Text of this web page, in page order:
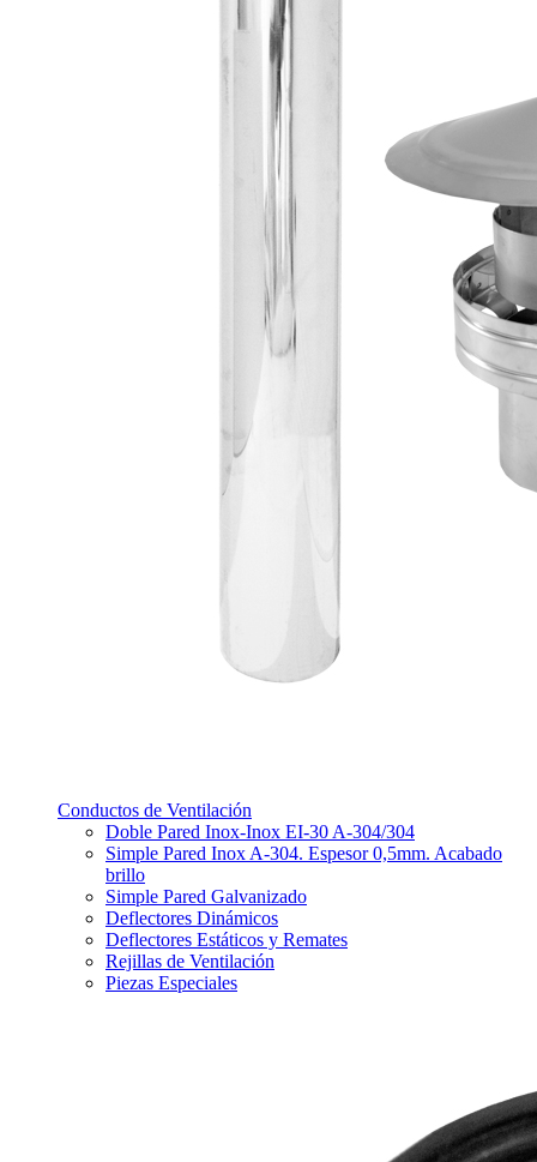
Conductos de Ventilación
Doble Pared Inox-Inox EI-30 A-304/304
Simple Pared Inox A-304. Espesor 0,5mm. Acabado
brillo
Simple Pared Galvanizado
Deflectores Dinámicos
Deflectores Estáticos y Remates
Rejillas de Ventilación
Piezas Especiales